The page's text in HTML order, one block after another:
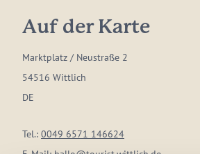
Auf der Karte
Marktplatz / Neustraße 2
54516 Wittlich
DE
Tel.: 0049 6571 146624